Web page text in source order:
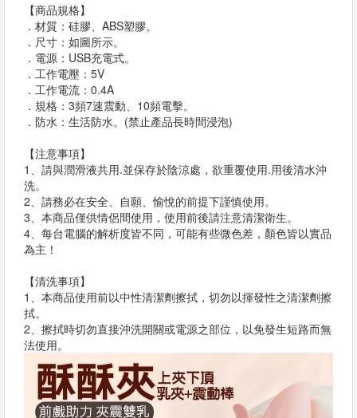
【商品規格】
．材質：硅膠、ABS塑膠。
．尺寸：如圖所示。
．電源：USB充電式。
．工作電壓：5V
．工作電流：0.4A
．規格：3頻7速震動、10頻電擊。
．防水：生活防水。(禁止產品長時間浸泡)
【注意事項】
1、請與潤滑液共用.並保存於陰涼處，欲重覆使用.用後清水沖
洗。
2、請務必在安全、自願、愉悅的前提下謹慎使用。
3、本商品僅供情侶間使用，使用前後請注意清潔衛生。
4、每台電腦的解析度皆不同，可能有些微色差，顏色皆以實品
為主！
【清洗事項】
1、本商品使用前以中性清潔劑擦拭，切勿以揮發性之清潔劑擦
拭。
2、擦拭時切勿直接沖洗開關或電源之部位，以免發生短路而無
法使用。